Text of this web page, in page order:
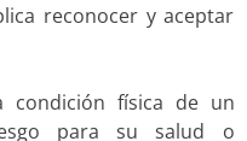
reconocer y aceptar
condición física de un
para su salud o